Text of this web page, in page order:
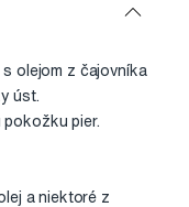
olejom z čajovníka
úst.
pokožku pier.
a niektoré z